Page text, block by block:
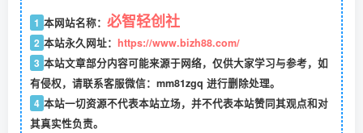
1 本网站名称： 必智轻创社
2 本站永久网址： https://www.bizh88.com/
3 本站文章部分内容可能来源于网络，仅供大家学习与参考，如
有侵权，请联系客服微信：mm81zgq 进行删除处理。
4 本站一切资源不代表本站立场，并不代表本站赞同其观点和对
其真实性负责。